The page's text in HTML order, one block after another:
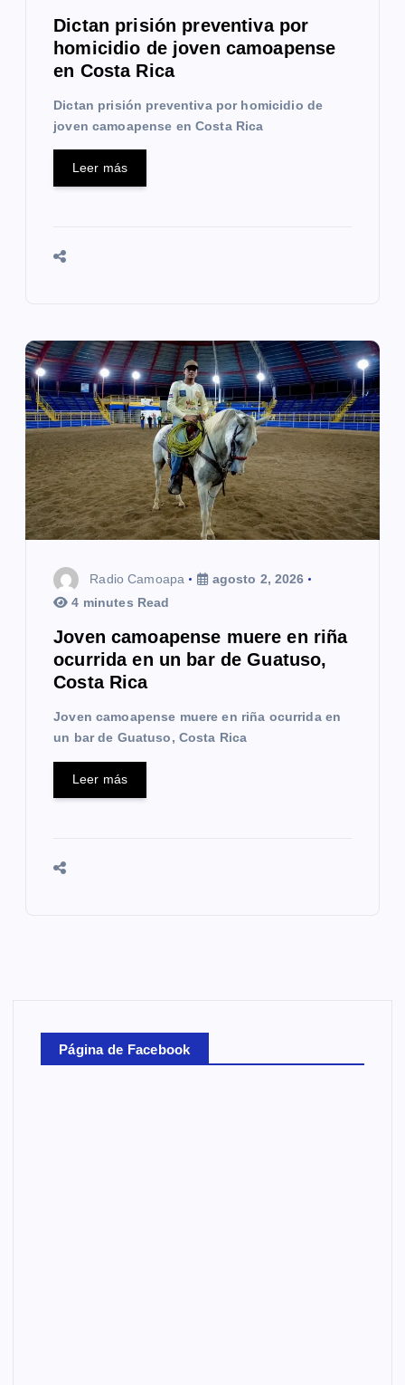
Dictan prisión preventiva por
homicidio de joven camoapense
en Costa Rica
Dictan prisión preventiva por homicidio de
joven camoapense en Costa Rica
Leer más
Radio Camoapa
agosto 2, 2026
4 minutes Read
Joven camoapense muere en riña
ocurrida en un bar de Guatuso,
Costa Rica
Joven camoapense muere en riña ocurrida en
un bar de Guatuso, Costa Rica
Leer más
Página de Facebook